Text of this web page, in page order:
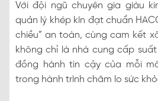
Với đội ngũ chuyên gia giàu
quản lý khép kín đạt chuẩn
chiều” an toàn, cùng cam kết
không chỉ là nhà cung cấp
đồng hành tin cậy của mỗi
trong hành trình chăm lo sức